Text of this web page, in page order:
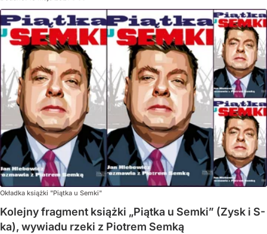
Okładka książki "Piątka u Semki"
Kolejny fragment książki „Piątka u Semki” (Zysk i S-
ka), wywiadu rzeki z Piotrem Semką